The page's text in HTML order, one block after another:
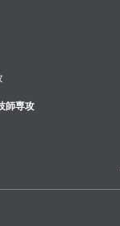
師専攻